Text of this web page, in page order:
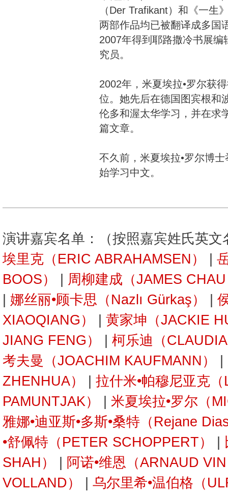
（Der Trafikant）和《一生
两部作品均已被翻译成多国
2007年得到耶路撒冷书展
究员。
2002年，米夏埃拉•罗尔获
位。她先后在德国图宾根和
伦多和渥太华学习，并在求
篇文章。
不久前，米夏埃拉•罗尔博
始学习中文。
演讲嘉宾名单：（按照嘉宾姓氏英文
埃里克（ERIC ABRAHAMSEN）
BOOS）
周柳建成（JAMES
娜丝丽•顾卡思（Nazlı Gürkaş）
XIAOQIANG）
黄家坤（JACKIE
JIANG FENG）
柯乐迪（
考夫曼（JOACHIM KAUFMANN）
ZHENHUA）
拉什米•帕穆尼亚克
PAMUNTJAK）
米夏埃拉•罗尔（
雅娜•迪亚斯•多斯•桑特（Rejane
•舒佩特（PETER SCHOPPERT）
SHAH）
阿诺•维恩（ARNAUD
VOLLAND）
乌尔里希•温伯格（